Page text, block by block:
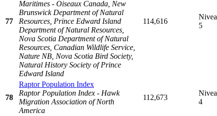
77
Maritimes - Oiseaux Canada, New
Brunswick Department of Natural
Resources, Prince Edward Island
Department of Natural Resources,
Nova Scotia Department of Natural
Resources, Canadian Wildlife Service,
Nature NB, Nova Scotia Bird Society,
Natural History Society of Prince
Edward Island
114,616
5
78
Raptor Population Index
Raptor Population Index - Hawk
Migration Association of North
America
112,673
4